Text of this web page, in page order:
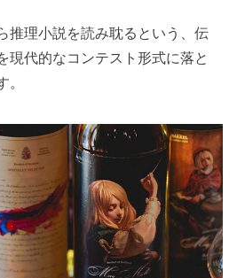
推理小説を読み耽るという、伝
現代的なコンテスト形式に落と
。